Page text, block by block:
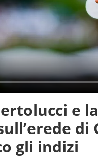
e
di
gli indizi